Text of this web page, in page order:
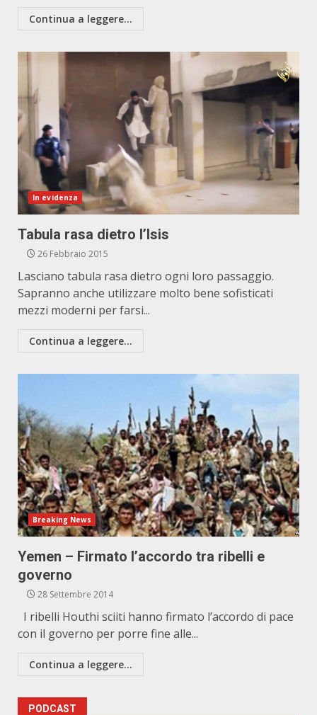
Continua a leggere...
In evidenza
Tabula rasa dietro l’Isis
26 Febbraio 2015
Lasciano tabula rasa dietro ogni loro passaggio.
Sapranno anche utilizzare molto bene sofisticati
mezzi moderni per farsi...
Continua a leggere...
Breaking News
Yemen – Firmato l’accordo tra ribelli e
governo
28 Settembre 2014
I ribelli Houthi sciiti hanno firmato l’accordo di pace
con il governo per porre fine alle...
Continua a leggere...
PODCAST